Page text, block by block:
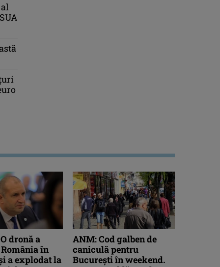
dronă a
în
a explodat la
ANM: Cod galben de
caniculă pentru
București în weekend.